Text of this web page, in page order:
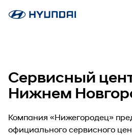
Сервисный
Нижнем
Компания «Нижегородец»
официального сервисного